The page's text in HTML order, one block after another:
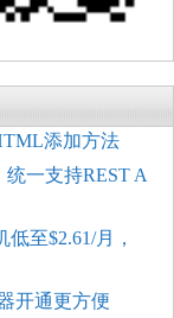
添加方法
统一支持REST A
至$2.61/月，
开通更方便